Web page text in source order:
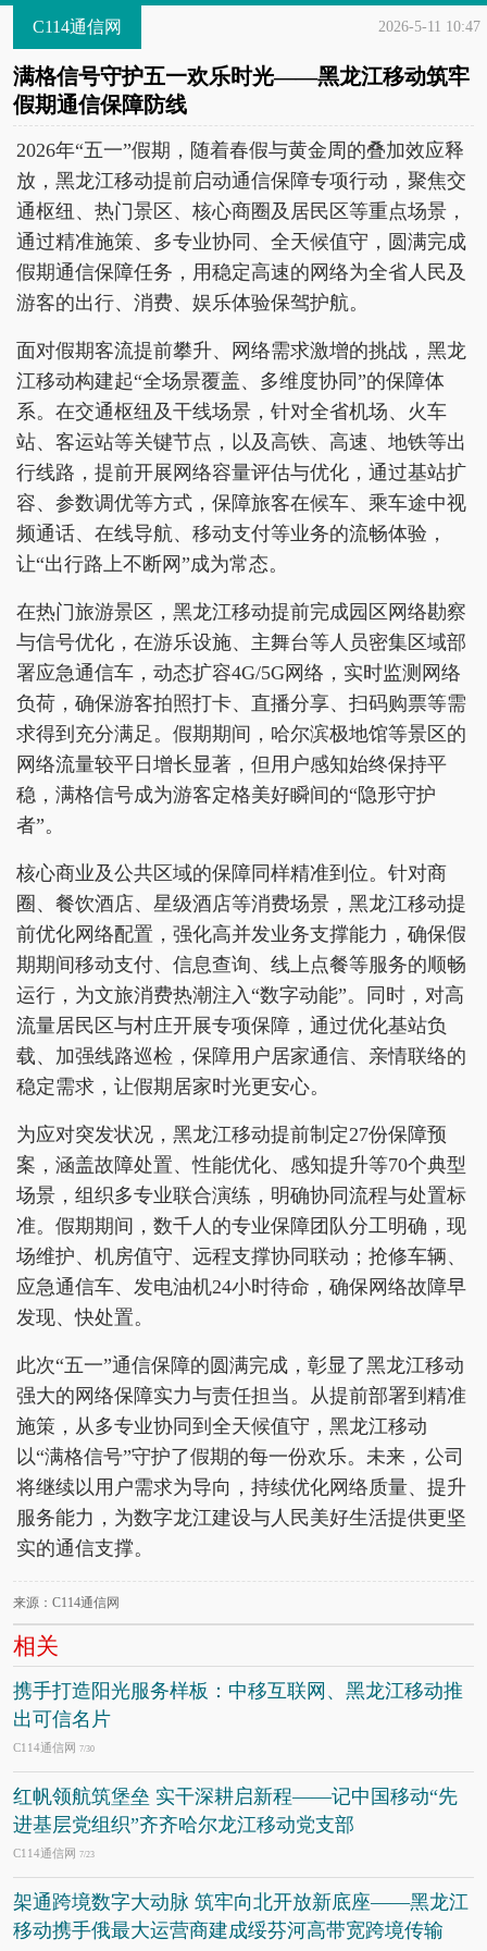
C114通信网 2026-5-11 10:47
满格信号守护五一欢乐时光——黑龙江移动筑牢
假期通信保障防线
2026年“五一”假期，随着春假与黄金周的叠加效应释
放，黑龙江移动提前启动通信保障专项行动，聚焦交
通枢纽、热门景区、核心商圈及居民区等重点场景，
通过精准施策、多专业协同、全天候值守，圆满完成
假期通信保障任务，用稳定高速的网络为全省人民及
游客的出行、消费、娱乐体验保驾护航。
面对假期客流提前攀升、网络需求激增的挑战，黑龙
江移动构建起“全场景覆盖、多维度协同”的保障体
系。在交通枢纽及干线场景，针对全省机场、火车
站、客运站等关键节点，以及高铁、高速、地铁等出
行线路，提前开展网络容量评估与优化，通过基站扩
容、参数调优等方式，保障旅客在候车、乘车途中视
频通话、在线导航、移动支付等业务的流畅体验，
让“出行路上不断网”成为常态。
在热门旅游景区，黑龙江移动提前完成园区网络勘察
与信号优化，在游乐设施、主舞台等人员密集区域部
署应急通信车，动态扩容4G/5G网络，实时监测网络
负荷，确保游客拍照打卡、直播分享、扫码购票等需
求得到充分满足。假期期间，哈尔滨极地馆等景区的
网络流量较平日增长显著，但用户感知始终保持平
稳，满格信号成为游客定格美好瞬间的“隐形守护
者”。
核心商业及公共区域的保障同样精准到位。针对商
圈、餐饮酒店、星级酒店等消费场景，黑龙江移动提
前优化网络配置，强化高并发业务支撑能力，确保假
期期间移动支付、信息查询、线上点餐等服务的顺畅
运行，为文旅消费热潮注入“数字动能”。同时，对高
流量居民区与村庄开展专项保障，通过优化基站负
载、加强线路巡检，保障用户居家通信、亲情联络的
稳定需求，让假期居家时光更安心。
为应对突发状况，黑龙江移动提前制定27份保障预
案，涵盖故障处置、性能优化、感知提升等70个典型
场景，组织多专业联合演练，明确协同流程与处置标
准。假期期间，数千人的专业保障团队分工明确，现
场维护、机房值守、远程支撑协同联动；抢修车辆、
应急通信车、发电油机24小时待命，确保网络故障早
发现、快处置。
此次“五一”通信保障的圆满完成，彰显了黑龙江移动
强大的网络保障实力与责任担当。从提前部署到精准
施策，从多专业协同到全天候值守，黑龙江移动
以“满格信号”守护了假期的每一份欢乐。未来，公司
将继续以用户需求为导向，持续优化网络质量、提升
服务能力，为数字龙江建设与人民美好生活提供更坚
实的通信支撑。
来源：C114通信网
相关
携手打造阳光服务样板：中移互联网、黑龙江移动推
出可信名片
C114通信网 7/30
红帆领航筑堡垒 实干深耕启新程——记中国移动“先
进基层党组织”齐齐哈尔龙江移动党支部
C114通信网 7/23
架通跨境数字大动脉 筑牢向北开放新底座——黑龙江
移动携手俄最大运营商建成绥芬河高带宽跨境传输